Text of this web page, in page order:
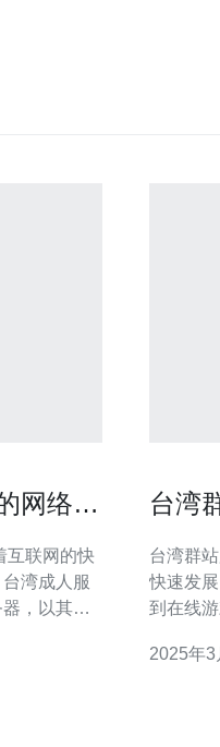
网络服
湾成人服
，以其高
台湾
台湾群站服
快速发
到在线
佳选择。 台湾群站服务器是专门为满足群组需求而
2025年3